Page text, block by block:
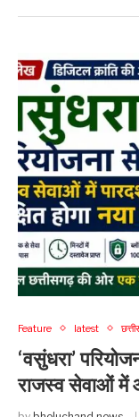
Feature latest
‘वसुंधरा’
राजस्व सेवाओं में